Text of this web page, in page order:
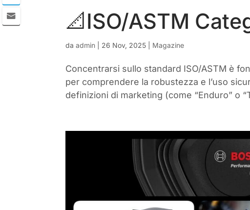
📐ISO/ASTM
daadmin 26 Nov, 2025 Magazine
Concentrarsi sullo standard ISO/ASTM è
per comprendere la robustezza e l’uso
definizioni di marketing (come “Enduro” o